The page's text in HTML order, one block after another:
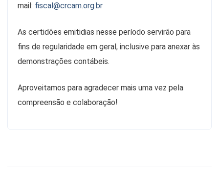
mail: fiscal@crcam.org.br
As certidões emitidias nesse período servirão para
fins de regularidade em geral, inclusive para anexar às
demonstrações contábeis.
Aproveitamos para agradecer mais uma vez pela
compreensão e colaboração!